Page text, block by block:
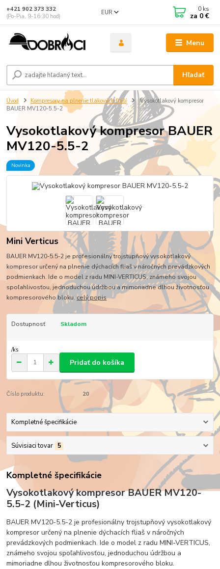
Menu
EUR
Hľadať
+421 902 373 332
(Po-Pia, 9-16:30 hod)
0 ks
za 0 €
Úvod Kompresory na plnenie tlakových fľaší
Vysokotlakový kompresor
BAUER MV120-5.5-2
Vysokotlakový kompresor BAUER
MV120-5.5-2
Novinka
Mini Verticus
BAUER MV120-5.5-2 je profesionálny trojstupňový vysokotlakový
kompresor určený na plnenie dýchacích fliaš v náročných prevádzkových
podmienkach. Ide o model z radu MINI-VERTICUS, známeho svojou
spoľahlivosťou, jednoduchou údržbou a mimoriadne dlhou životnosťou
kompresorového bloku. celý popis
Dostupnosť Skladom
/ks
Pridať do košíka
Číslo produktu: 20
Kompletné špecifikácie
Súvisiaci tovar 5
Kompletné špecifikácie
Vysokotlakový kompresor BAUER MV120-
5.5-2 (Mini-Verticus)
BAUER MV120-5.5-2 je profesionálny trojstupňový vysokotlakový
kompresor určený na plnenie dýchacích fliaš v náročných
prevádzkových podmienkach. Ide o model z radu MINI-VERTICUS,
známeho svojou spoľahlivosťou, jednoduchou údržbou a
mimoriadne dlhou životnosťou kompresorového bloku.